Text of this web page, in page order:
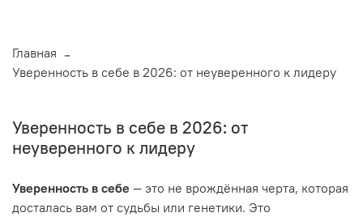
Главная
Уверенность в себе в 2026: от неуверенного к лидеру
Уверенность в себе в 2026: от
неуверенного к лидеру
Уверенность в себе — это не врождённая черта, которая
досталась вам от судьбы или генетики. Это